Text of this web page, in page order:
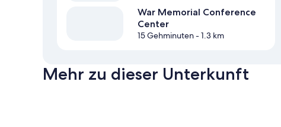
War Memorial Conference
Center
15 Gehminuten- 1.3 km
Mehr zu dieser Unterkunft